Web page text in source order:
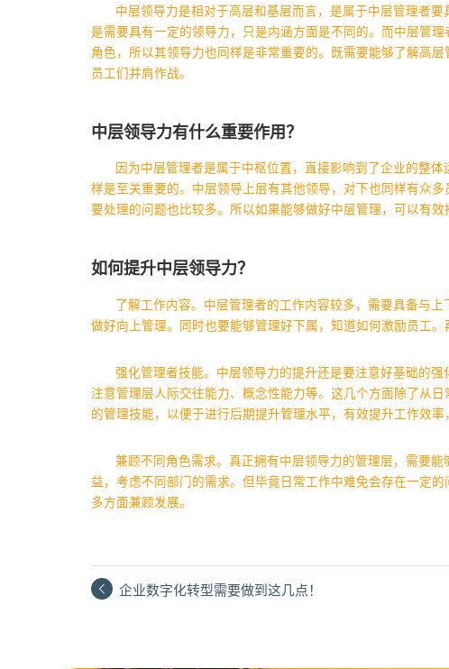
中层领导力是相对于高层和基层而言，是属于中层管理者
是需要具有一定的领导力，只是内涵方面是不同的。而中层管
角色，所以其领导力也同样是非常重要的。既需要能够了解高
员工们并肩作战。
中层领导力有什么重要作用？
因为中层管理者是属于中枢位置，直接影响到了企业的整
样是至关重要的。中层领导上层有其他领导，对下也同样有众
要处理的问题也比较多。所以如果能够做好中层管理，可以有
如何提升中层领导力？
了解工作内容。中层管理者的工作内容较多，需要具备与
做好向上管理。同时也要能够管理好下属，知道如何激励员工
强化管理者技能。中层领导力的提升还是要注意好基础的
注意管理层人际交往能力、概念性能力等。这几个方面除了从
的管理技能，以便于进行后期提升管理水平，有效提升工作效率
兼顾不同角色需求。真正拥有中层领导力的管理层，需要
益，考虑不同部门的需求。但毕竟日常工作中难免会存在一定
多方面兼顾发展。
企业数字化转型需要做到这几点！